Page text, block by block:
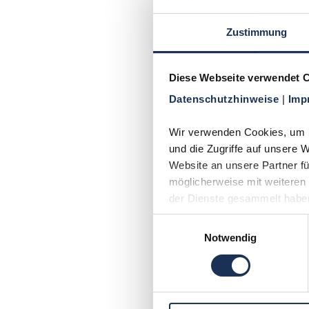
Zustimmung
Diese Webseite verwendet
Datenschutzhinweise |
Wir verwenden Cookies,
und die Zugriffe auf unsere
Website an unsere Partner
möglicherweise mit
der Dienste gesammelt
Notwendig